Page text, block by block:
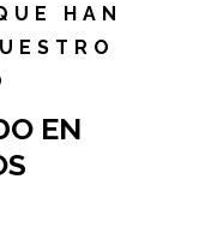
HAN
EN